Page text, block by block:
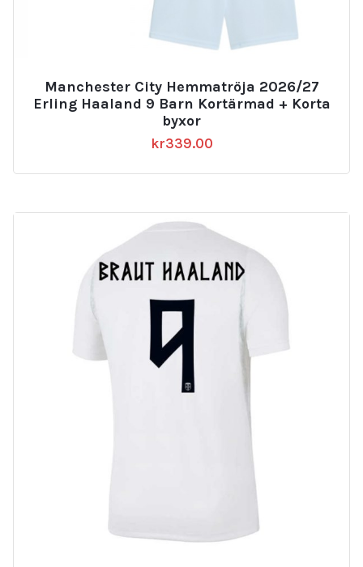
Manchester City Hemmatröja 2026/27
Erling Haaland 9 Barn Kortärmad + Korta
byxor
kr339.00